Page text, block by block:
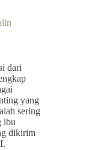
dari
yang
sering
ibu
dikirim